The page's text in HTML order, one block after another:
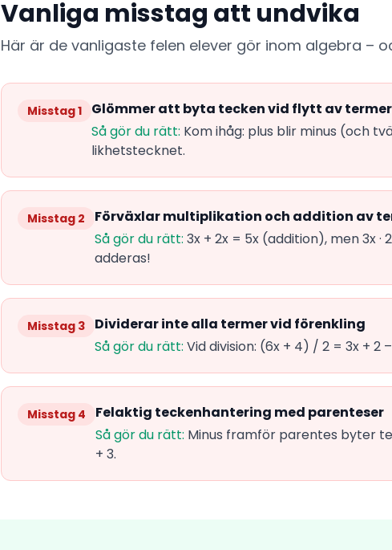
Vanliga misstag att undvika
Här är de vanligaste felen elever gör inom algebra –
Misstag 1
Glömmer att byta tecken vid flytt av termer
Så gör du rätt: Kom ihåg: plus blir minus (och
likhetstecknet.
Misstag 2
Förväxlar multiplikation och addition av
Så gör du rätt: 3x + 2x = 5x (addition), men 3x
adderas!
Misstag 3
Dividerar inte alla termer vid förenkling
Så gör du rätt: Vid division: (6x + 4) / 2 = 3x +
Misstag 4
Felaktig teckenhantering med parenteser
Så gör du rätt: Minus framför parentes byter
+ 3.